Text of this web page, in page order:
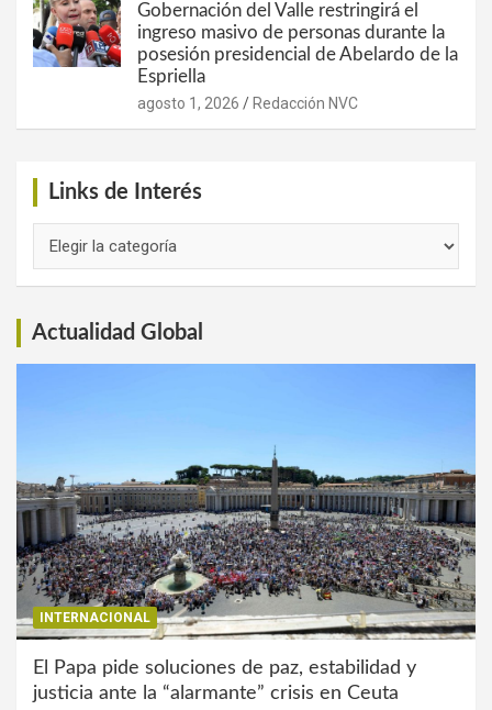
Gobernación del Valle restringirá el
ingreso masivo de personas durante la
posesión presidencial de Abelardo de la
Espriella
agosto 1, 2026 Redacción NVC
Links de Interés
Actualidad Global
INTERNACIONAL
El Papa pide soluciones de paz, estabilidad y
justicia ante la “alarmante” crisis en Ceuta